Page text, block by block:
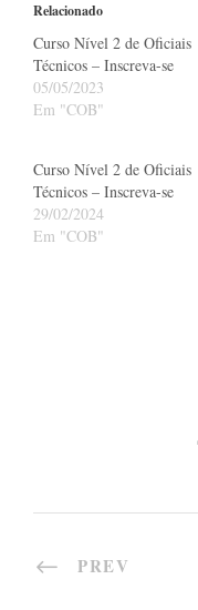
Relacionado
Curso Nível 2 de Oficiais
Técnicos – Inscreva-se
05/05/2023
Em "COB"
Curso Nível 2 de Oficiais
Técnicos – Inscreva-se
29/02/2024
Em "COB"
PREV